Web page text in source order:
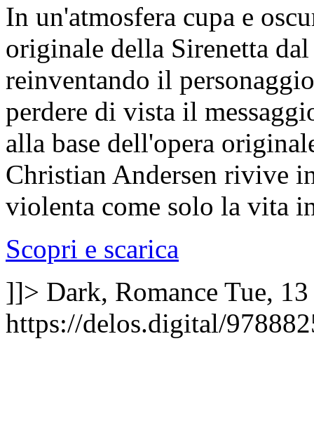
In un'atmosfera cupa e
originale della Sirenetta
reinventando il
perdere di vista il
alla base dell'opera
Christian Andersen rivive
violenta come solo la vita
Scopri e scarica
]]> Dark, Romance Tue,
https://delos.digital/